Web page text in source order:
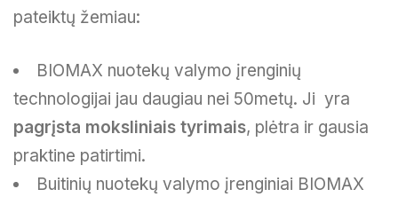
pateiktų žemiau:
BIOMAX nuotekų valymo įrenginių
technologijai jau daugiau nei 50metų. Ji yra
pagrįsta moksliniais tyrimais, plėtra ir gausia
praktine patirtimi.
Buitinių nuotekų valymo įrenginiai BIOMAX